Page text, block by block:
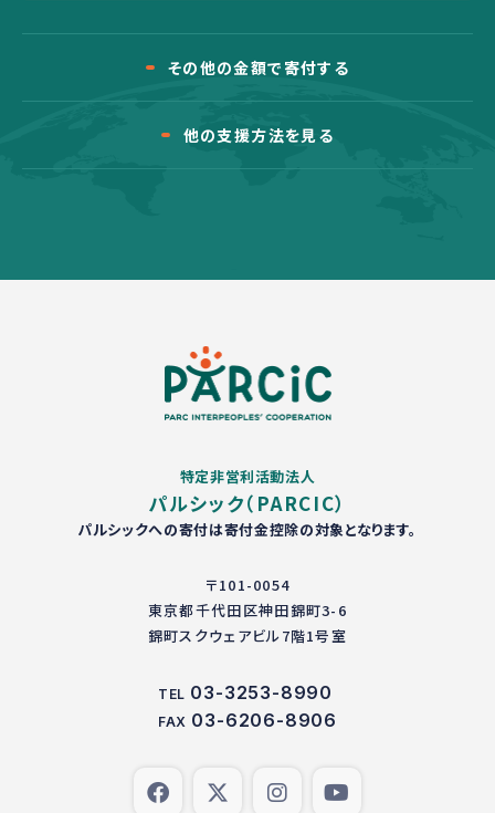
その他の金額で寄付する
他の支援方法を見る
特定非営利活動法人
パルシック（PARCIC）
パルシックへの寄付は寄付金控除の対象となります。
〒101-0054
東京都千代田区神田錦町3-6
錦町スクウェアビル7階1号室
TEL 03-3253-8990
FAX 03-6206-8906